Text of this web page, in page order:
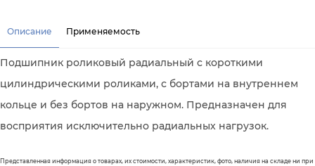
Описание Применяемость
Подшипник роликовый радиальный с короткими
цилиндрическими роликами, с бортами на внутреннем
кольце и без бортов на наружном. Предназначен для
восприятия исключительно радиальных нагрузок.
Представленная информация о товарах, их стоимости, характеристик, фото, наличия на складе ни при